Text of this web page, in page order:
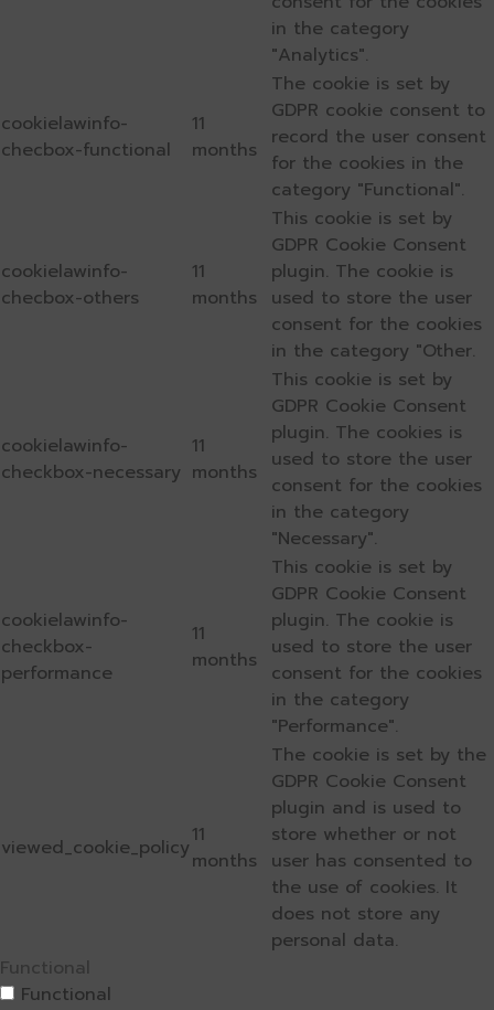
in the category
"Analytics".
cookielawinfo-
checbox-functional
11
months
The cookie is set by
GDPR cookie consent to
record the user consent
for the cookies in the
category "Functional".
cookielawinfo-
checbox-others
11
months
This cookie is set by
GDPR Cookie Consent
plugin. The cookie is
used to store the user
consent for the cookies
in the category "Other.
cookielawinfo-
checkbox-necessary
11
months
This cookie is set by
GDPR Cookie Consent
plugin. The cookies is
used to store the user
consent for the cookies
in the category
"Necessary".
cookielawinfo-
checkbox-
performance
11
months
This cookie is set by
GDPR Cookie Consent
plugin. The cookie is
used to store the user
consent for the cookies
in the category
"Performance".
viewed_cookie_policy11
months
The cookie is set by the
GDPR Cookie Consent
plugin and is used to
store whether or not
user has consented to
the use of cookies. It
does not store any
personal data.
Functional
Functional